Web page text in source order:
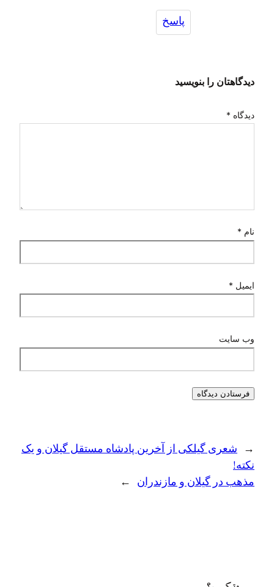
پاسخ
دیدگاهتان را بنویسید
دیدگاه *
نام *
ایمیل *
وب‌ سایت
←
شعری گیلکی از آخرین پادشاه مستقل گیلان و یک
نکته!
مذهب در گیلان و مازندران
→